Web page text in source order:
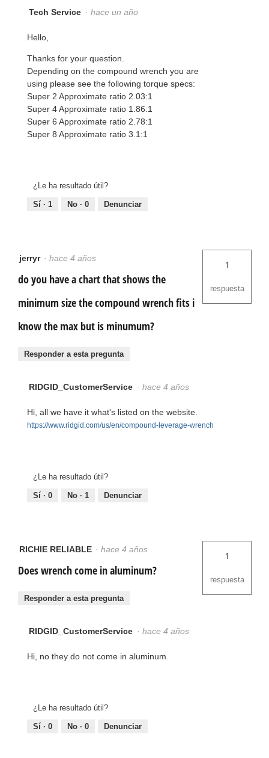
Tech Service · hace un año
Hello,
Thanks for your question.
Depending on the compound wrench you are
using please see the following torque specs:
Super 2 Approximate ratio 2.03:1
Super 4 Approximate ratio 1.86:1
Super 6 Approximate ratio 2.78:1
Super 8 Approximate ratio 3.1:1
¿Le ha resultado útil?
Sí · 1 No · 0 Denunciar
jerryr · hace 4 años
do you have a chart that shows the
minimum size the compound wrench fits i
know the max but is minumum?
1
respuesta
Responder a esta pregunta
RIDGID_CustomerService · hace 4 años
Hi, all we have it what's listed on the website.
https://www.ridgid.com/us/en/compound-leverage-wrench
¿Le ha resultado útil?
Sí · 0 No · 1 Denunciar
RICHIE RELIABLE · hace 4 años
Does wrench come in aluminum?
1
respuesta
Responder a esta pregunta
RIDGID_CustomerService · hace 4 años
Hi, no they do not come in aluminum.
¿Le ha resultado útil?
Sí · 0 No · 0 Denunciar